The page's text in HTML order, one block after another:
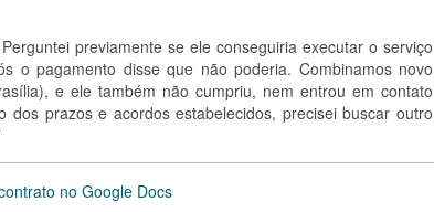
previamente se ele conseguiria executar o serviço
o pagamento disse que não poderia. Combinamos novo
e ele também não cumpriu, nem entrou em contato
prazos e acordos estabelecidos, precisei buscar outro
no Google Docs